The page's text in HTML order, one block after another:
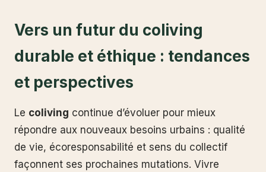
Vers un futur du coliving
durable et éthique : tendances
et perspectives
Le coliving continue d’évoluer pour mieux
répondre aux nouveaux besoins urbains : qualité
de vie, écoresponsabilité et sens du collectif
façonnent ses prochaines mutations. Vivre